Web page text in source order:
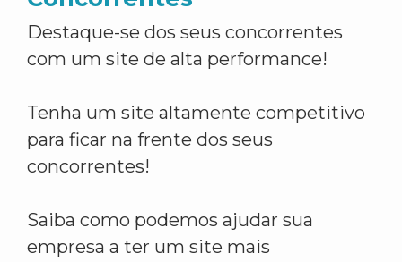
Destaque-se dos seus concorrentes
com um site de alta performance!
Tenha um site altamente competitivo
para ficar na frente dos seus
concorrentes!
Saiba como podemos ajudar sua
empresa a ter um site mais